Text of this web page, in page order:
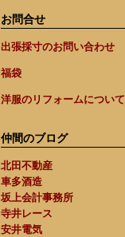
お問合せ
出張採寸のお問い合わせ
福袋
洋服のリフォームについて
仲間のブログ
北田不動産
車多酒造
坂上会計事務所
寺井レース
安井電気